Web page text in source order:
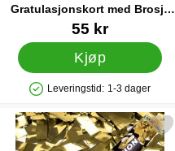
Gratulasjonskort med Brosje
30 År
Varenummer 33017
55 kr
Kjøp
Produkttilgjengelighet: På lager
Leveringstid: 1-3 dager
Merk konfettibombe